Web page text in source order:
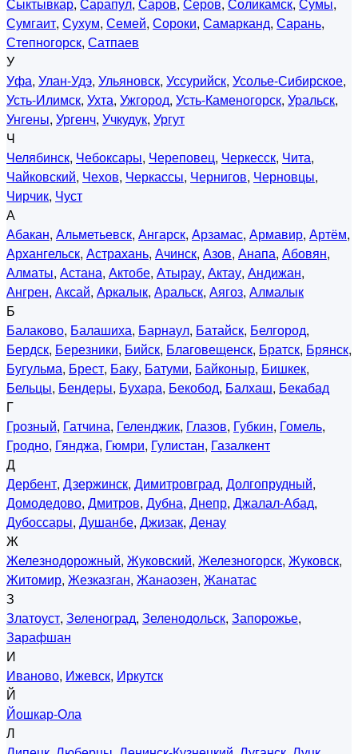
Сумгаит, Сухум, Семей, Сороки, Самарканд, Сарань,
Степногорск, Сатпаев
У
Уфа, Улан-Удэ, Ульяновск, Уссурийск, Усолье-Сибирское,
Усть-Илимск, Ухта, Ужгород, Усть-Каменогорск, Уральск,
Унгены, Ургенч, Учкудук, Ургут
Ч
Челябинск, Чебоксары, Череповец, Черкесск, Чита,
Чайковский, Чехов, Черкассы, Чернигов, Черновцы,
Чирчик, Чуст
А
Абакан, Альметьевск, Ангарск, Арзамас, Армавир, Артём,
Архангельск, Астрахань, Ачинск, Азов, Анапа, Абовян,
Алматы, Астана, Актобе, Атырау, Актау, Андижан,
Ангрен, Аксай, Аркалык, Аральск, Аягоз, Алмалык
Б
Балаково, Балашиха, Барнаул, Батайск, Белгород,
Бердск, Березники, Бийск, Благовещенск, Братск, Брянск,
Бугульма, Брест, Баку, Батуми, Байконыр, Бишкек,
Бельцы, Бендеры, Бухара, Бекобод, Балхаш, Бекабад
Г
Грозный, Гатчина, Геленджик, Глазов, Губкин, Гомель,
Гродно, Гянджа, Гюмри, Гулистан, Газалкент
Д
Дербент, Дзержинск, Димитровград, Долгопрудный,
Домодедово, Дмитров, Дубна, Днепр, Джалал-Абад,
Дубоссары, Душанбе, Джизак, Денау
Ж
Железнодорожный, Жуковский, Железногорск, Жуковск,
Житомир, Жезказган, Жанаозен, Жанатас
З
Златоуст, Зеленоград, Зеленодольск, Запорожье,
Зарафшан
И
Иваново, Ижевск, Иркутск
Й
Йошкар-Ола
Л